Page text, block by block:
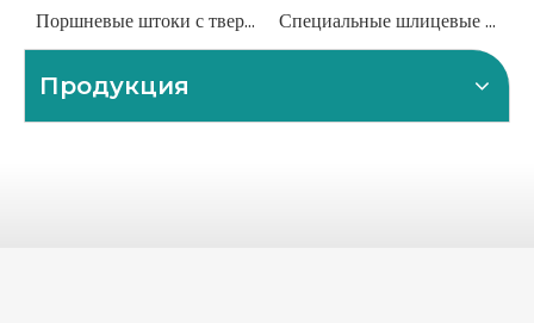
Поршневые штоки с твердым хромированием для тяжелых гидравлических цилиндров Специальные шлицевые валы: прецизионная обработка для передачи высокого крутящего момента
Продукция